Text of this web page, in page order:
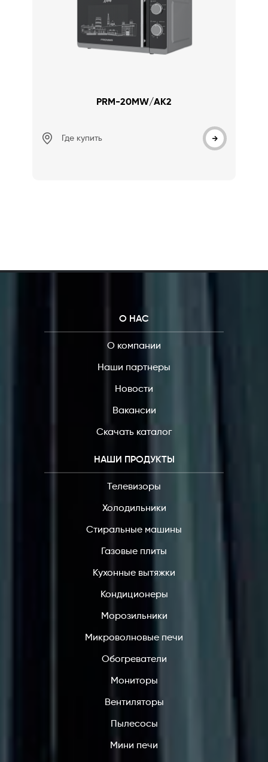
PRM-20MW/AK2
Где купить
О НАС
О компании
Наши партнеры
Новости
Вакансии
Скачать каталог
НАШИ ПРОДУКТЫ
Телевизоры
Холодильники
Стиральные машины
Газовые плиты
Кухонные вытяжки
Кондиционеры
Морозильники
Микроволновые печи
Обогреватели
Мониторы
Вентиляторы
Пылесосы
Мини печи